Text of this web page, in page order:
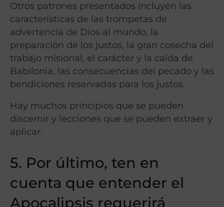
Otros patrones presentados incluyen las
características de las trompetas de
advertencia de Dios al mundo, la
preparación de los justos, la gran cosecha del
trabajo misional, el carácter y la caída de
Babilonia, las consecuencias del pecado y las
bendiciones reservadas para los justos.
Hay muchos principios que se pueden
discernir y lecciones que se pueden extraer y
aplicar.
5. Por último, ten en
cuenta que entender el
Apocalipsis requerirá